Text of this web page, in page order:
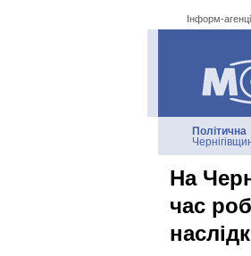
Інформ-
Політична
На
час